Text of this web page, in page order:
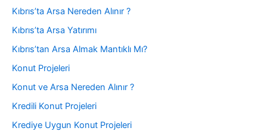
Kıbrıs’ta Arsa Nereden Alınır ?
Kıbrıs’ta Arsa Yatırımı
Kıbrıs’tan Arsa Almak Mantıklı Mı?
Konut Projeleri
Konut ve Arsa Nereden Alınır ?
Kredili Konut Projeleri
Krediye Uygun Konut Projeleri